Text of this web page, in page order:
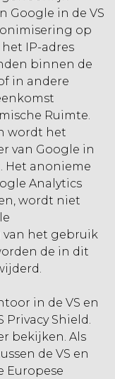
Google in de VS
op
IP-adres
binnen de
in andere
Ruimte.
wordt het
van Google in
Het anonieme
Analytics
wordt niet
van het gebruik
de in dit
in de VS en
Privacy Shield.
bekijken. Als
de VS en
Europese